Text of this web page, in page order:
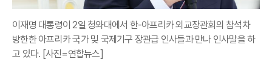
이재명 대통령이 2일 청와대에서 한-아프리카 외교장관회의 참석차
방한한 아프리카 국가 및 국제기구 장관급 인사들과 만나 인사말을 하
고 있다. [사진=연합뉴스]